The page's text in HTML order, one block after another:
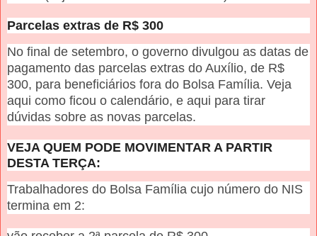
Parcelas extras de R$ 300
No final de setembro, o governo divulgou as datas de
pagamento das parcelas extras do Auxílio, de R$
300, para beneficiários fora do Bolsa Família. Veja
aqui como ficou o calendário, e aqui para tirar
dúvidas sobre as novas parcelas.
VEJA QUEM PODE MOVIMENTAR A PARTIR
DESTA TERÇA:
Trabalhadores do Bolsa Família cujo número do NIS
termina em 2: